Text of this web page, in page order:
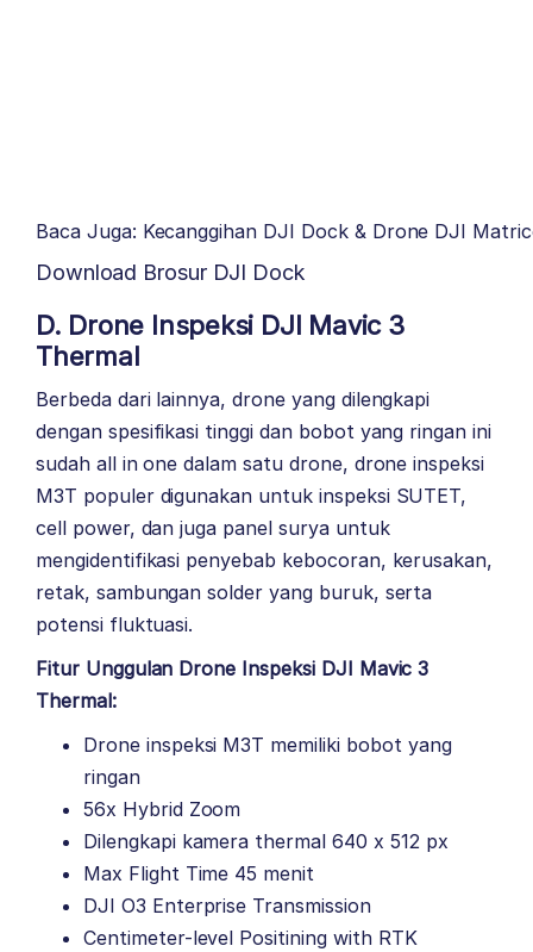
Baca Juga: Kecanggihan DJI Dock & Drone DJI
Download Brosur DJI Dock
D. Drone Inspeksi DJI Mavic 3
Thermal
Berbeda dari lainnya, drone yang dilengkapi
dengan spesifikasi tinggi dan bobot yang ringan ini
sudah all in one dalam satu drone, drone inspeksi
M3T populer digunakan untuk inspeksi SUTET,
cell power, dan juga panel surya untuk
mengidentifikasi penyebab kebocoran, kerusakan,
retak, sambungan solder yang buruk, serta
potensi fluktuasi.
Fitur Unggulan Drone Inspeksi DJI Mavic 3
Thermal:
Drone inspeksi M3T memiliki bobot yang
ringan
56x Hybrid Zoom
Dilengkapi kamera thermal 640 x 512 px
Max Flight Time 45 menit
DJI O3 Enterprise Transmission
Centimeter-level Positining with RTK